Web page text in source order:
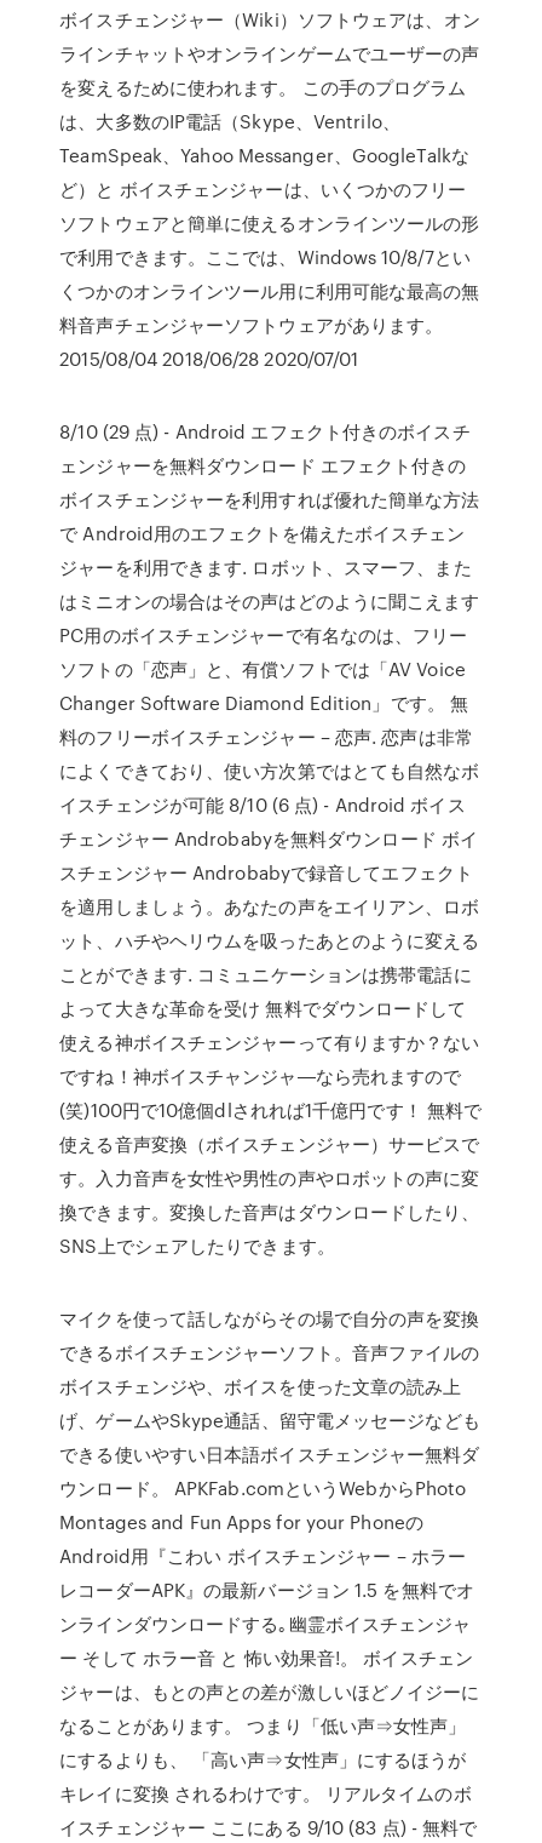
ボイスチェンジャー（Wiki）ソフトウェアは、オン
ラインチャットやオンラインゲームでユーザーの声
を変えるために使われます。 この手のプログラム
は、大多数のIP電話（Skype、Ventrilo、
TeamSpeak、Yahoo Messanger、GoogleTalkな
ど）と ボイスチェンジャーは、いくつかのフリー
ソフトウェアと簡単に使えるオンラインツールの形
で利用できます。ここでは、Windows 10/8/7とい
くつかのオンラインツール用に利用可能な最高の無
料音声チェンジャーソフトウェアがあります。
2015/08/04 2018/06/28 2020/07/01
8/10 (29 点) - Android エフェクト付きのボイスチ
ェンジャーを無料ダウンロード エフェクト付きの
ボイスチェンジャーを利用すれば優れた簡単な方法
で Android用のエフェクトを備えたボイスチェン
ジャーを利用できます. ロボット、スマーフ、また
はミニオンの場合はその声はどのように聞こえます
PC用のボイスチェンジャーで有名なのは、フリー
ソフトの「恋声」と、有償ソフトでは「AV Voice
Changer Software Diamond Edition」です。 無
料のフリーボイスチェンジャー – 恋声. 恋声は非常
によくできており、使い方次第ではとても自然なボ
イスチェンジが可能 8/10 (6 点) - Android ボイス
チェンジャー Androbabyを無料ダウンロード ボイ
スチェンジャー Androbabyで録音してエフェクト
を適用しましょう。あなたの声をエイリアン、ロボ
ット、ハチやヘリウムを吸ったあとのように変える
ことができます. コミュニケーションは携帯電話に
よって大きな革命を受け 無料でダウンロードして
使える神ボイスチェンジャーって有りますか？ない
ですね！神ボイスチャンジャ―なら売れますので
(笑)100円で10億個dlされれば1千億円です！ 無料で
使える音声変換（ボイスチェンジャー）サービスで
す。入力音声を女性や男性の声やロボットの声に変
換できます。変換した音声はダウンロードしたり、
SNS上でシェアしたりできます。
マイクを使って話しながらその場で自分の声を変換
できるボイスチェンジャーソフト。音声ファイルの
ボイスチェンジや、ボイスを使った文章の読み上
げ、ゲームやSkype通話、留守電メッセージなども
できる使いやすい日本語ボイスチェンジャー無料ダ
ウンロード。 APKFab.comというWebからPhoto
Montages and Fun Apps for your Phoneの
Android用『こわい ボイスチェンジャー – ホラー
レコーダーAPK』の最新バージョン 1.5 を無料でオ
ンラインダウンロードする｡幽霊ボイスチェンジャ
ー そして ホラー音 と 怖い効果音!。 ボイスチェン
ジャーは、もとの声との差が激しいほどノイジーに
なることがあります。 つまり「低い声⇒女性声」
にするよりも、 「高い声⇒女性声」にするほうが
キレイに変換 されるわけです。 リアルタイムのボ
イスチェンジャー ここにある 9/10 (83 点) - 無料で